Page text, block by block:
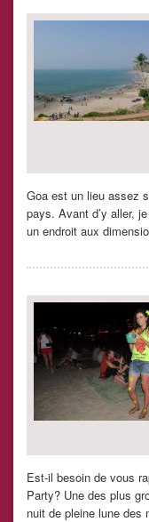
Goa est un lieu assez
pays. Avant d’y aller,
un endroit aux
Est-il besoin de vous
Party? Une des plus
nuit de pleine lune des